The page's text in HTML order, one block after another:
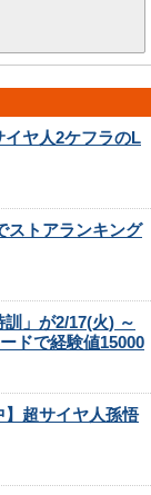
イヤ人2ケフラのL
ストアランキング
」が2/17(火) ～
ドで経験値15000
】超サイヤ人孫悟